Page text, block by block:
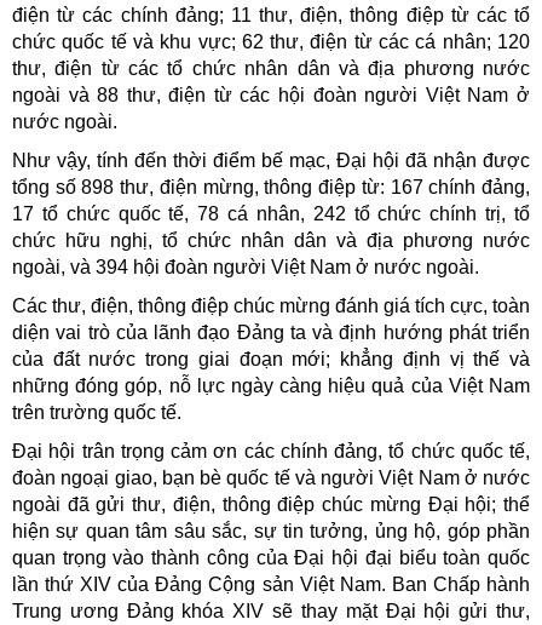
điện từ các chính đảng; 11 thư, điện, thông điệp từ các tổ
chức quốc tế và khu vực; 62 thư, điện từ các cá nhân; 120
thư, điện từ các tổ chức nhân dân và địa phương nước
ngoài và 88 thư, điện từ các hội đoàn người Việt Nam ở
nước ngoài.
Như vậy, tính đến thời điểm bế mạc, Đại hội đã nhận được
tổng số 898 thư, điện mừng, thông điệp từ: 167 chính đảng,
17 tổ chức quốc tế, 78 cá nhân, 242 tổ chức chính trị, tổ
chức hữu nghị, tổ chức nhân dân và địa phương nước
ngoài, và 394 hội đoàn người Việt Nam ở nước ngoài.
Các thư, điện, thông điệp chúc mừng đánh giá tích cực, toàn
diện vai trò của lãnh đạo Đảng ta và định hướng phát triển
của đất nước trong giai đoạn mới; khẳng định vị thế và
những đóng góp, nỗ lực ngày càng hiệu quả của Việt Nam
trên trường quốc tế.
Đại hội trân trọng cảm ơn các chính đảng, tổ chức quốc tế,
đoàn ngoại giao, bạn bè quốc tế và người Việt Nam ở nước
ngoài đã gửi thư, điện, thông điệp chúc mừng Đại hội; thể
hiện sự quan tâm sâu sắc, sự tin tưởng, ủng hộ, góp phần
quan trọng vào thành công của Đại hội đại biểu toàn quốc
lần thứ XIV của Đảng Cộng sản Việt Nam. Ban Chấp hành
Trung ương Đảng khóa XIV sẽ thay mặt Đại hội gửi thư,